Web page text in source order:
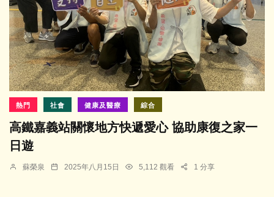
熱門 社會 健康及醫療 綜合
高鐵嘉義站關懷地方快遞愛心 協助康復之家一
日遊
蘇榮泉 2025年八月15日 5,112 觀看 1 分享